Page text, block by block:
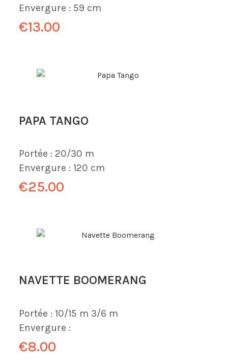
Envergure : 59 cm
€13.00
PAPA TANGO
Portée : 20/30 m
Envergure : 120 cm
€25.00
NAVETTE BOOMERANG
Portée : 10/15 m 3/6 m
Envergure :
€8.00